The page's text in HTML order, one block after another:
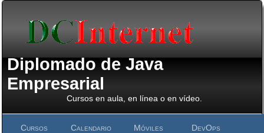
Diplomado de Java
Empresarial
Cursos en aula, en línea o en vídeo.
Cursos Calendario Móviles DevOps